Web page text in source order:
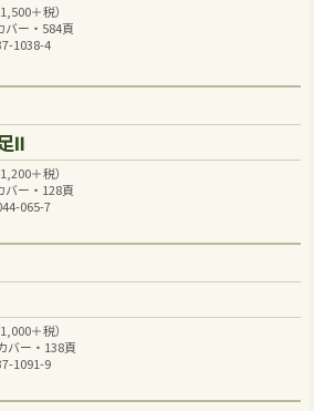
1,500＋税）
バー・584頁
1038-4
Ⅱ
1,200＋税）
バー・128頁
065-7
1,000＋税）
バー・138頁
1091-9